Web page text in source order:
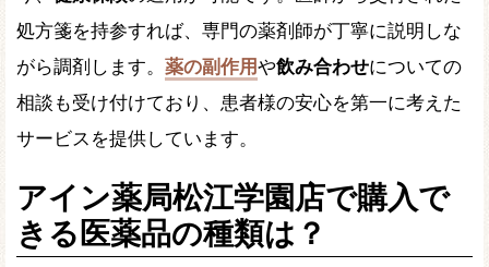
処方箋を持参すれば、専門の薬剤師が丁寧に説明しな
がら調剤します。 薬の副作用や飲み合わせについての
相談も受け付けており、患者様の安心を第一に考えた
サービスを提供しています。
アイン薬局松江学園店で購入で
きる医薬品の種類は？